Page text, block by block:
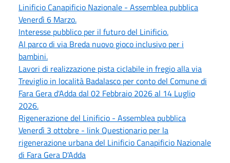
Linificio Canapificio Nazionale - Assemblea pubblica
Venerdì 6 Marzo.
Interesse pubblico per il futuro del Linificio.
Al parco di via Breda nuovo gioco inclusivo per i
bambini.
Lavori di realizzazione pista ciclabile in fregio alla via
Treviglio in località Badalasco per conto del Comune di
Fara Gera d'Adda dal 02 Febbraio 2026 al 14 Luglio
2026.
Rigenerazione del Linificio - Assemblea pubblica
Venerdì 3 ottobre - link Questionario per la
rigenerazione urbana del Linificio Canapificio Nazionale
di Fara Gera D'Adda